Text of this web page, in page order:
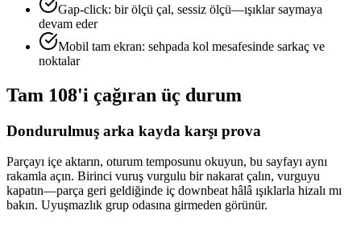
Gap-click: bir ölçü çal, sessiz ölçü—ışıklar saymaya
devam eder
Mobil tam ekran: sehpada kol mesafesinde sarkaç ve
noktalar
Tam 108'i çağıran üç durum
Dondurulmuş arka kayda karşı prova
Parçayı içe aktarın, oturum temposunu okuyun, bu sayfayı aynı
rakamla açın. Birinci vuruş vurgulu bir nakarat çalın, vurguyu
kapatın—parça geri geldiğinde iç downbeat hâlâ ışıklarla hizalı mı
bakın. Uyuşmazlık grup odasına girmeden görünür.